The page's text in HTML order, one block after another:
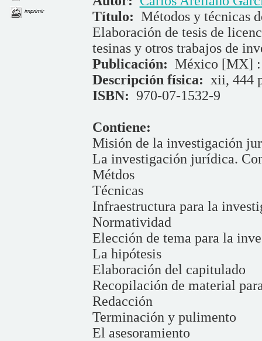
imprimir
Título: Métodos y técnicas
Elaboración de tesis de
tesinas y otros trabajos de
Publicación: México [MX] :
Descripción física: xii, 444
ISBN: 970-07-1532-9
Contiene:
Misión de la investigación
La investigación jurídica.
Métdos
Técnicas
Infraestructura para la
Normatividad
Elección de tema para la
La hipótesis
Elaboración del capitulado
Recopilación de material
Redacción
Terminación y pulimento
El asesoramiento